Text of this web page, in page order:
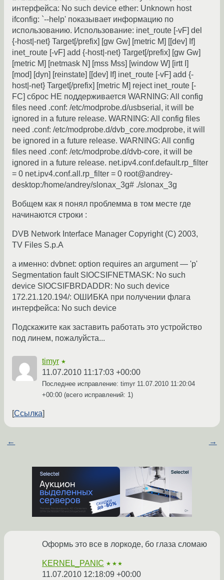
интерфейса: No such device ether: Unknown host
ifconfig: `--help' показывает информацию по
использованию. Использование: inet_route [-vF] del
{-host|-net} Target[/prefix] [gw Gw] [metric M] [[dev] If]
inet_route [-vF] add {-host|-net} Target[/prefix] [gw Gw]
[metric M] [netmask N] [mss Mss] [window W] [irtt I]
[mod] [dyn] [reinstate] [[dev] If] inet_route [-vF] add {-
host|-net} Target[/prefix] [metric M] reject inet_route [-
FC] сброс НЕ поддерживается WARNING: All config
files need .conf: /etc/modprobe.d/usbserial, it will be
ignored in a future release. WARNING: All config files
need .conf: /etc/modprobe.d/dvb_core.modprobe, it will
be ignored in a future release. WARNING: All config
files need .conf: /etc/modprobe.d/dvb-core, it will be
ignored in a future release. net.ipv4.conf.default.rp_filter
= 0 net.ipv4.conf.all.rp_filter = 0 root@andrey-
desktop:/home/andrey/slonax_3g# ./slonax_3g
Вобщем как я понял проблемма в том месте где
начинаются строки :
DVB Network Interface Manager Copyright (C) 2003,
TV Files S.p.A
а именно: dvbnet: option requires an argument — 'p'
Segmentation fault SIOCSIFNETMASK: No such
device SIOCSIFBRDADDR: No such device
172.21.120.194/: ОШИБКА при получении флага
интерфейса: No such device
Подскажите как заставить работать это устройство
под линем, пожалуйста...
timyr ★
11.07.2010 11:17:03 +00:00
Последнее исправление: timyr 11.07.2010 11:20:04
+00:00 (всего исправлений: 1)
Ссылка
← →
Оформь это все в лоркоде, бо глаза сломаю
KERNEL_PANIC ★★★
11.07.2010 12:18:09 +00:00